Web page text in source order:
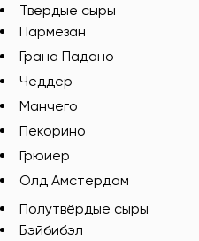
Твердые сыры
Пармезан
Грана Падано
Чеддер
Манчего
Пекорино
Грюйер
Олд Амстердам
Полутвёрдые сыры
Бэйбибэл